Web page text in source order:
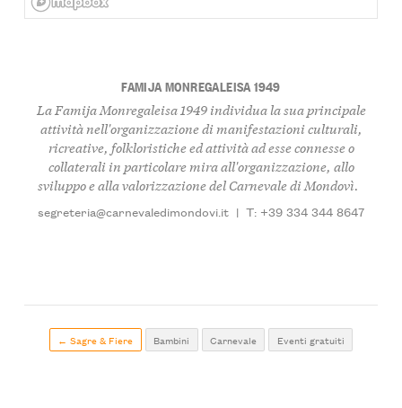
FAMIJA MONREGALEISA 1949
La Famija Monregaleisa 1949 individua la sua principale
attività nell'organizzazione di manifestazioni culturali,
ricreative, folkloristiche ed attività ad esse connesse o
collaterali in particolare mira all'organizzazione, allo
sviluppo e alla valorizzazione del Carnevale di Mondovì.
segreteria@carnevaledimondovi.it | T: +39 334 344 8647
← Sagre & Fiere Bambini Carnevale Eventi gratuiti